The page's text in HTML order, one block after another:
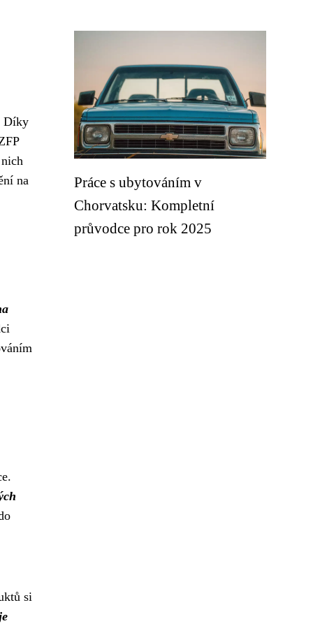
Díky
na
si
Práce s ubytováním v
Chorvatsku: Kompletní
průvodce pro rok 2025